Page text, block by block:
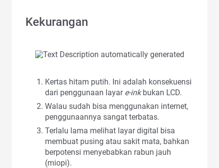
Kekurangan
Kertas hitam putih. Ini adalah konsekuensi
dari penggunaan layar e-inkbukan LCD.
Walau sudah bisa menggunakan internet,
penggunaannya sangat terbatas.
Terlalu lama melihat layar digital bisa
membuat pusing atau sakit mata, bahkan
berpotensi menyebabkan rabun jauh
(miopi).